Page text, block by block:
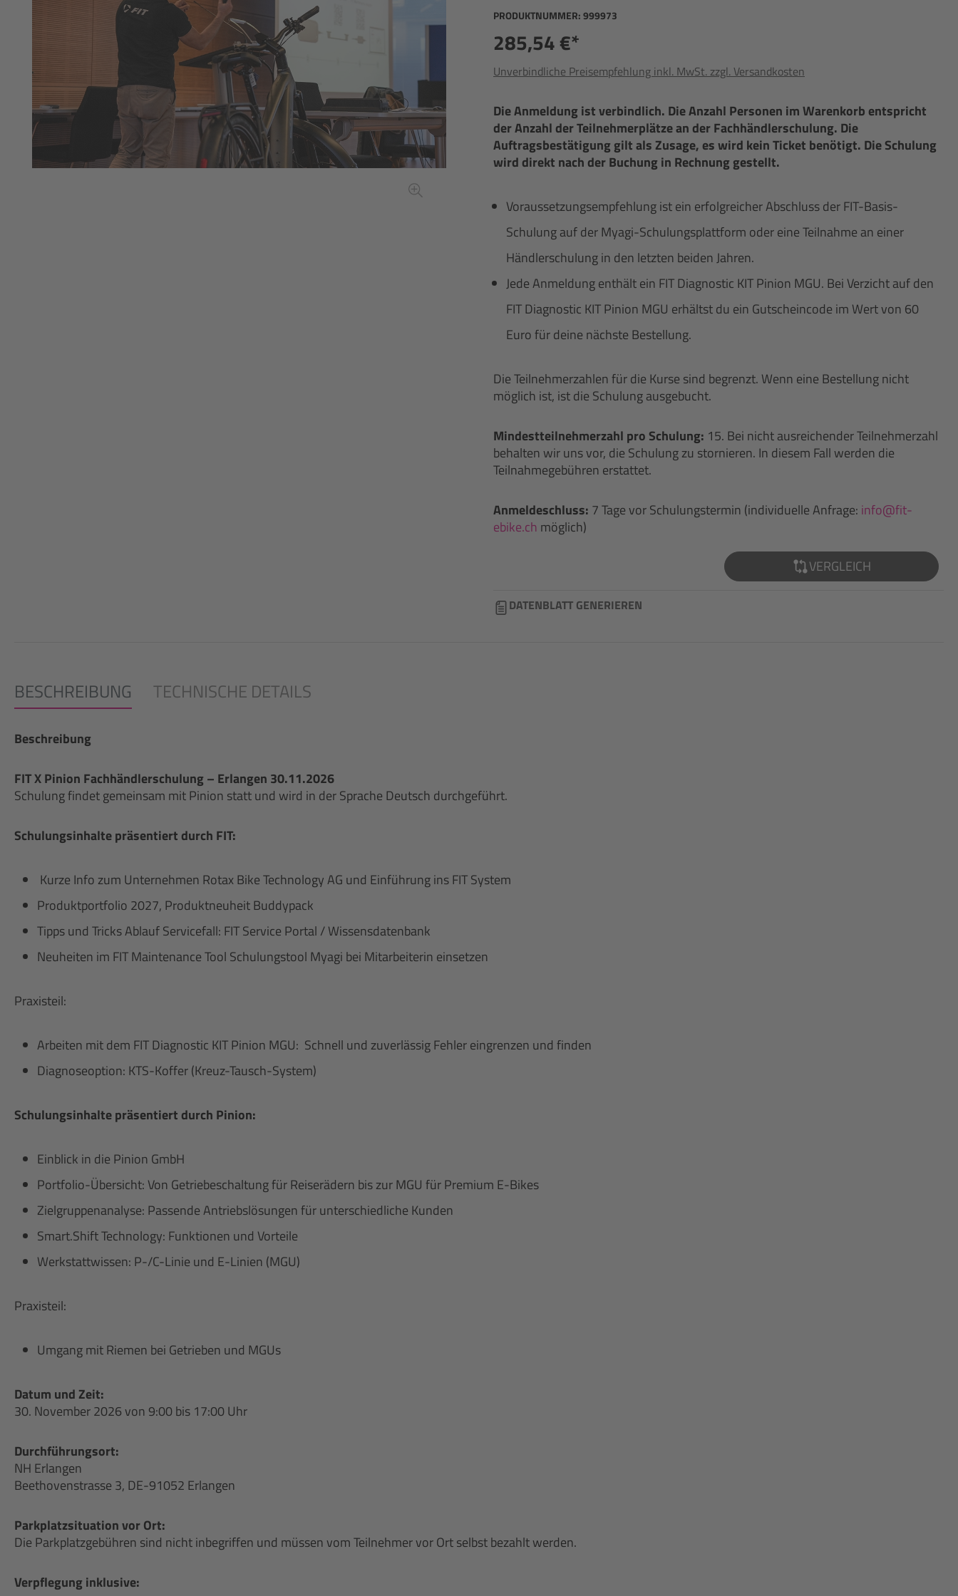
PRODUKTNUMMER:999973
285,54 €*
Unverbindliche Preisempfehlung inkl. MwSt. zzgl. Versandkosten
Die Anmeldung ist verbindlich. Die Anzahl Personen im Warenkorb entspricht
der Anzahl der Teilnehmerplätze an der Fachhändlerschulung. Die
Auftragsbestätigung gilt als Zusage, es wird kein Ticket benötigt. Die Schulung
wird direkt nach der Buchung in Rechnung gestellt.
Voraussetzungsempfehlung ist ein erfolgreicher Abschluss der FIT-Basis-
Schulung auf der Myagi-Schulungsplattform oder eine Teilnahme an einer
Händlerschulung in den letzten beiden Jahren.
Jede Anmeldung enthält ein FIT Diagnostic KIT Pinion MGU. Bei Verzicht auf den
FIT Diagnostic KIT Pinion MGU erhältst du ein Gutscheincode im Wert von 60
Euro für deine nächste Bestellung.
Die Teilnehmerzahlen für die Kurse sind begrenzt. Wenn eine Bestellung nicht
möglich ist, ist die Schulung ausgebucht.
Mindestteilnehmerzahl pro Schulung: 15. Bei nicht ausreichender Teilnehmerzahl
behalten wir uns vor, die Schulung zu stornieren. In diesem Fall werden die
Teilnahmegebühren erstattet.
Anmeldeschluss: 7 Tage vor Schulungstermin (individuelle Anfrage: info@fit-
ebike.ch möglich)
VERGLEICH
DATENBLATT GENERIEREN
BESCHREIBUNG TECHNISCHE DETAILS
Beschreibung
FIT X Pinion Fachhändlerschulung – Erlangen 30.11.2026
Schulung findet gemeinsam mit Pinion statt und wird in der Sprache Deutsch durchgeführt.
Schulungsinhalte präsentiert durch FIT:
Kurze Info zum Unternehmen Rotax Bike Technology AG und Einführung ins FIT System
Produktportfolio 2027, Produktneuheit Buddypack
Tipps und Tricks Ablauf Servicefall: FIT Service Portal / Wissensdatenbank
Neuheiten im FIT Maintenance Tool Schulungstool Myagi bei Mitarbeiterin einsetzen
Praxisteil:
Arbeiten mit dem FIT Diagnostic KIT Pinion MGU: Schnell und zuverlässig Fehler eingrenzen und finden
Diagnoseoption: KTS-Koffer (Kreuz-Tausch-System)
Schulungsinhalte präsentiert durch Pinion:
Einblick in die Pinion GmbH
Portfolio-Übersicht: Von Getriebeschaltung für Reiserädern bis zur MGU für Premium E-Bikes
Zielgruppenanalyse: Passende Antriebslösungen für unterschiedliche Kunden
Smart.Shift Technology: Funktionen und Vorteile
Werkstattwissen: P-/C-Linie und E-Linien (MGU)
Praxisteil:
Umgang mit Riemen bei Getrieben und MGUs
Datum und Zeit:
30. November 2026 von 9:00 bis 17:00 Uhr
Durchführungsort:
NH Erlangen
Beethovenstrasse 3, DE-91052 Erlangen
Parkplatzsituation vor Ort:
Die Parkplatzgebühren sind nicht inbegriffen und müssen vom Teilnehmer vor Ort selbst bezahlt werden.
Verpflegung inklusive: